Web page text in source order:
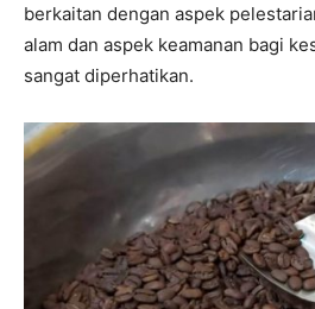
berkaitan dengan aspek
alam dan aspek keamanan bagi
sangat diperhatikan.